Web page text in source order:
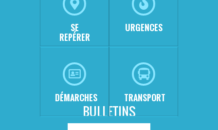
BULLETINS
SE
REPÉRER
URGENCES
DÉMARCHES TRANSPORT